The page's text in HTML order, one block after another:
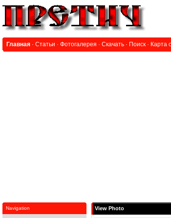
Главная · Статьи · Фотогалерея · Скачать · Поиск · Карта
Navigation View Photo